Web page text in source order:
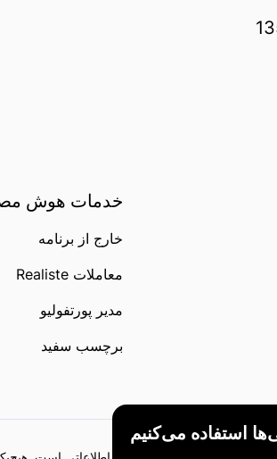
استفاده می‌کنیم
خدمات هوش
خارج از برنامه
معاملات Realiste
مدیر پورتفولیو
برچسب سفید